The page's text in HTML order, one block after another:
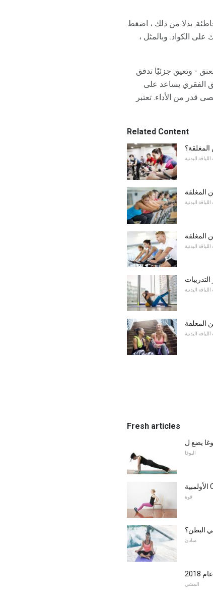
بدلا من ذلك ، اضغط
الكواد. وبالمثل ،
- وتعيق جزئيًا تدفق
الفقري يساعد على
قدر من الأداء. تعتبر
Related Content
البدنية
المغلقة
البدنية
المغلقة
البدنية
البدنية
المغلقة
البدنية
Fresh articles
اليوغا
قوة
البطن؟
مبادئ
المشي